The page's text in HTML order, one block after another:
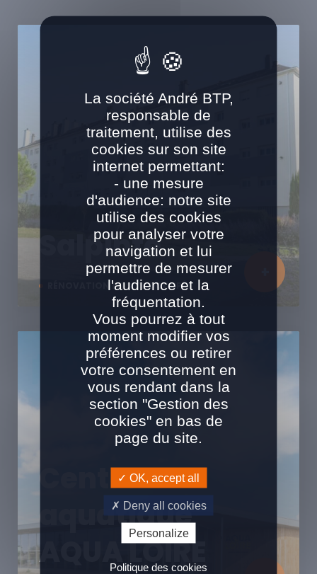
RÉNOVATION EN SITE OCCUPÉ
Salpinte
Centre
aquatique
AQUA LOIRE
La société André BTP,
responsable de
traitement, utilise des
cookies sur son site
internet permettant:
- une mesure
d'audience: notre site
utilise des cookies
pour analyser votre
navigation et lui
permettre de mesurer
l'audience et la
fréquentation.
Vous pourrez à tout
moment modifier vos
préférences ou retirer
votre consentement en
vous rendant dans la
section "Gestion des
cookies" en bas de
page du site.
OK, accept all
Deny all cookies
Personalize
Politique des cookies